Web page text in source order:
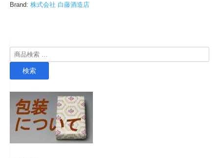
Brand: 株式会社 白藤酒造店
検
索
検索